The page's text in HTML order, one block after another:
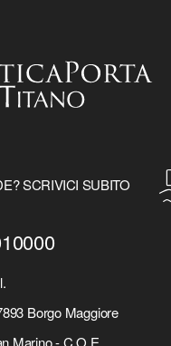
SCRIVICI SUBITO
Borgo Maggiore
Marino - C.O.E.